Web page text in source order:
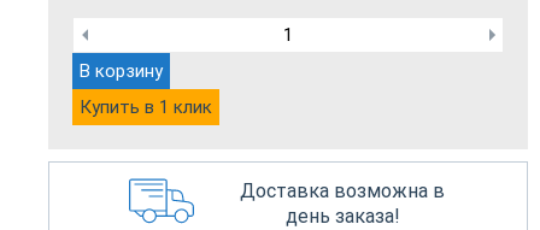
В корзину
Купить в 1 клик
Доставка возможна в
день заказа!